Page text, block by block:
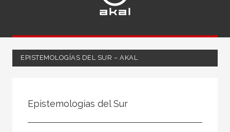
EPISTEMOLOGÍAS DEL SUR – AKAL
Ciencias humanas y sociales
Antropología
Epistemologías del Sur